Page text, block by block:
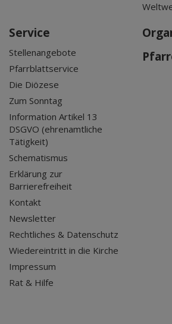
Service
Stellenangebote
Pfarrblattservice
Die Diözese
Zum Sonntag
Information Artikel 13
DSGVO (ehrenamtliche
Tätigkeit)
Schematismus
Erklärung zur
Barrierefreiheit
Kontakt
Newsletter
Rechtliches & Datenschutz
Wiedereintritt in die Kirche
Impressum
Rat & Hilfe